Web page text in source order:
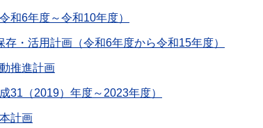
和6年度～令和10年度）
・活用計画（令和6年度から令和15年度）
推進計画
31（2019）年度～2023年度）
計画